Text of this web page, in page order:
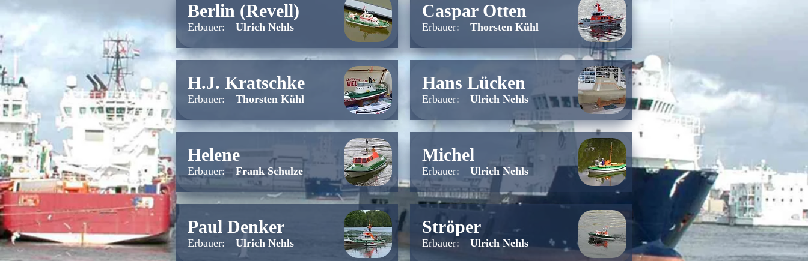
Berlin (Revell)
Erbauer: Ulrich Nehls
H.J. Kratschke
Erbauer: Thorsten Kühl
Helene
Erbauer: Frank Schulze
Paul Denker
Erbauer: Ulrich Nehls
Caspar Otten
Erbauer: Thorsten Kühl
Hans Lücken
Erbauer: Ulrich Nehls
Michel
Erbauer: Ulrich Nehls
Ströper
Erbauer: Ulrich Nehls